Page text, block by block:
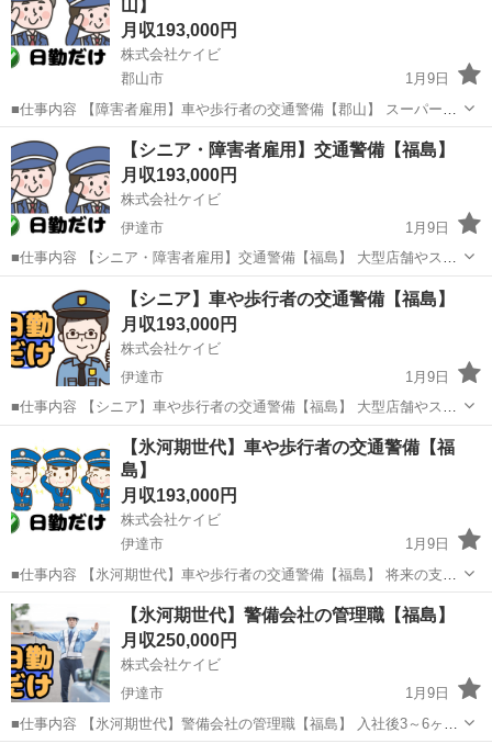
誘導 ・駐車場警...山】
月収193,000円
株式会社ケイビ
郡山市
1月9日
■仕事内容 【障害者雇用】車や歩行者の交通警備【郡山】 スーパー、
大型施設などの駐車場や工事現場にて車や歩行者の安全を守るお仕事
です。交通誘導をしたり、駐車場の案内をお任せします。初めての方
でも、きちんと教育指導を行...
福島 障害者雇用
【シニア・障害者雇用】交通警備【福島】
月収193,000円
株式会社ケイビ
伊達市
1月9日
■仕事内容 【シニア・障害者雇用】交通警備【福島】 大型店舗やスー
パーなどの駐車場における警備業務、工事現場等での交通誘導をお任
せします。 立ち仕事ではありますが、力を使う仕事はありません。年
齢を問わず活躍できる環...
伊達市
【シニア】車や歩行者の交通警備【福島】
月収193,000円
株式会社ケイビ
伊達市
1月9日
■仕事内容 【シニア】車や歩行者の交通警備【福島】 大型店舗やスー
パーなどの駐車場における警備業務、工事現場等での交通誘導をお任
せします。 立ち仕事ではありますが、力を使う仕事はありません。年
齢を問わず活躍できる環...
警備員 未経験
【氷河期世代】車や歩行者の交通警備【福
島】
月収193,000円
株式会社ケイビ
伊達市
1月9日
■仕事内容 【氷河期世代】車や歩行者の交通警備【福島】 将来の支店
長や警備隊長、人事、総務などの管理職候補として警備業務全般をお
任せします。 ・スーバーや施設の駐車場内での案内、誘導 ・イベント
会場での人の整理、...
福島 警備員 未経験
【氷河期世代】警備会社の管理職【福島】
月収250,000円
株式会社ケイビ
伊達市
1月9日
■仕事内容 【氷河期世代】警備会社の管理職【福島】 入社後3～6ヶ月
程度は、交通誘導警備業務検定２級の資格取得と当社の業務体制等を